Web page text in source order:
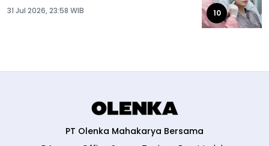
31 Jul 2026, 23:58 WIB 10
PT Olenka Mahakarya Bersama